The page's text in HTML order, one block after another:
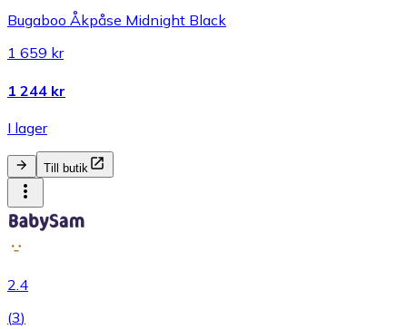
Bugaboo Åkpåse Midnight Black
1 659 kr
1 244 kr
I lager
Till butik
2.4
(3)